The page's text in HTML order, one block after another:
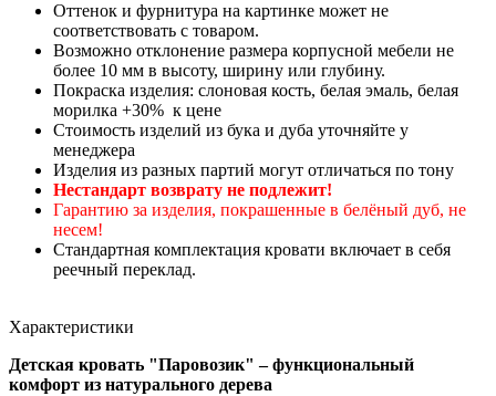
Оттенок и фурнитура на картинке может не
соответствовать с товаром.
Возможно отклонение размера корпусной мебели не
более 10 мм в высоту, ширину или глубину.
Покраска изделия: слоновая кость, белая эмаль, белая
морилка +30% к цене
Стоимость изделий из бука и дуба уточняйте у
менеджера
Изделия из разных партий могут отличаться по тону
Нестандарт возврату не подлежит!
Гарантию за изделия, покрашенные в белёный дуб, не
несем!
Стандартная комплектация кровати включает в себя
реечный переклад.
Характеристики
Детская кровать "Паровозик" – функциональный
комфорт из натурального дерева